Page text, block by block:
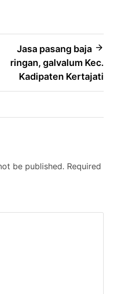
Jasa pasang baja
ringan, galvalum Kec.
Kadipaten Kertajati
be published. Required